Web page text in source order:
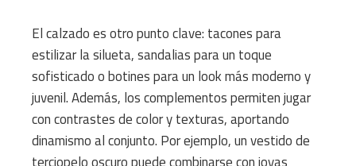
El calzado es otro punto clave: tacones para
estilizar la silueta, sandalias para un toque
sofisticado o botines para un look más moderno y
juvenil. Además, los complementos permiten jugar
con contrastes de color y texturas, aportando
dinamismo al conjunto. Por ejemplo, un vestido de